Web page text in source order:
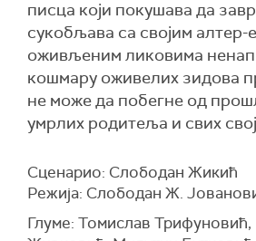
писца који покушава да
сукобљава са својим алтер-
оживљеним ликовима
кошмару оживелих зидова
не може да побегне од
умрлих родитеља и свих
Сценарио: Слободан Жикић
Режија: Слободан Ж.
Глуме: Томислав